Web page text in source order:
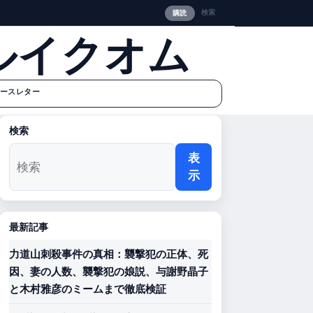
購読 検索
クオム
スレター
検索
表
示
最新記事
力道山刺殺事件の真相：襲撃犯の正体、死
因、妻の人数、襲撃犯の娘説、与謝野晶子
と木村雅彦のミームまで徹底検証